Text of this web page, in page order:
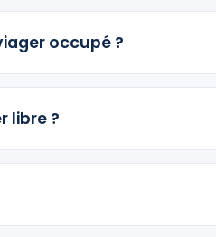
occupé ?
libre ?